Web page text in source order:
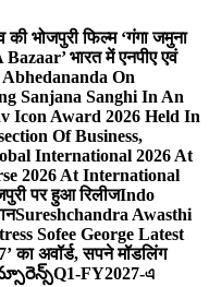
की भोजपुरी फिल्म ‘गंगा जमुना
भारत में एनपीए एवं
On
Sanjana Sanghi In An
Icon Award 2026 Held In
Of Business,
International 2026 At
2026 At International
पर हुआ रिलीजIndo
Sureshchandra Awasthi
Sofee George Latest
का अवॉर्ड, सपने मॉडलिंग
Q1-FY2027-এ